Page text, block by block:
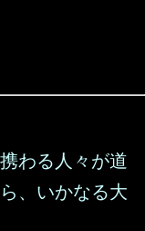
わる人々が道
、いかなる大